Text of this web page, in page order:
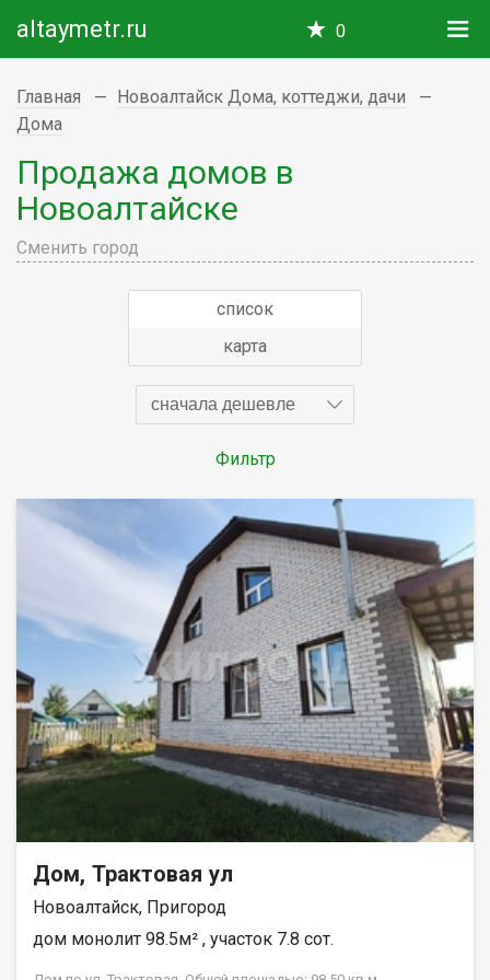
altaymetr.ru 0
Главная
Новоалтайск Дома, коттеджи, дачи
Дома
Продажа домов в
Новоалтайске
Сменить город
список
карта
сначала дешевле
Фильтр
Дом, Трактовая ул
Новоалтайск, Пригород
дом монолит 98.5м² , участок 7.8 сот.